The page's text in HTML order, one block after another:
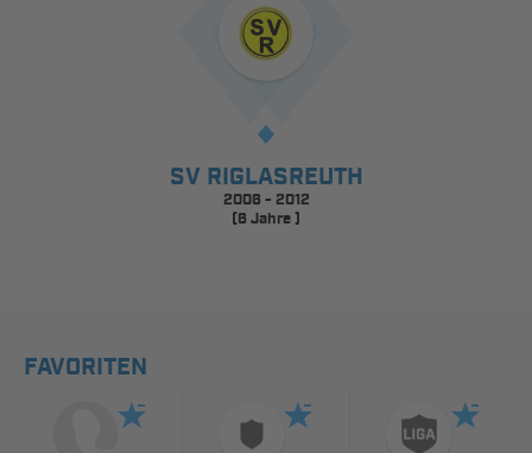
SV RIGLASREUTH
2006 - 2012
(6 Jahre )
FAVORITEN